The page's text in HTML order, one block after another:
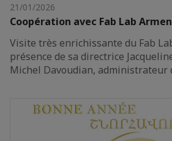
21/01/2026
Coopération avec Fab Lab
Visite très enrichissante du Fab
présence de sa directrice
Michel Davoudian, administrateur